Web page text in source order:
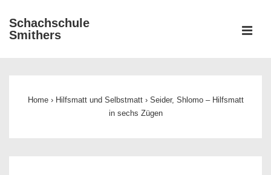
Zum
Inhalt
Schachschule
Smithers
Home › Hilfsmatt und Selbstmatt › Seider, Shlomo – Hilfsmatt
in sechs Zügen